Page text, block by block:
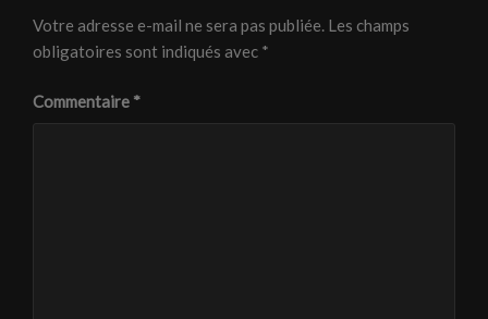
Votre adresse e-mail ne sera pas publiée. Les champs
obligatoires sont indiqués avec *
Commentaire *